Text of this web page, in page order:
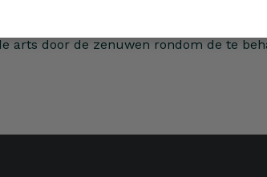
Lokale anesthesie, ook wel
arts door de zenuwen rondom de te